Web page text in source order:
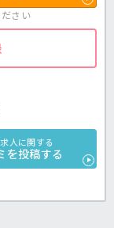
さい
人に関する
を投稿する